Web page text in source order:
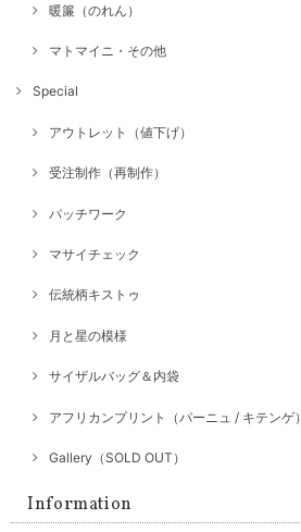
暖簾（のれん）
マトマイニ・その他
Special
アウトレット（値下げ）
受注制作（再制作）
パッチワーク
マサイチェック
伝統柄キストゥ
月と星の模様
サイザルバッグ＆内袋
アフリカンプリント（パーニュ / キテンゲ）
Gallery（SOLD OUT）
Information